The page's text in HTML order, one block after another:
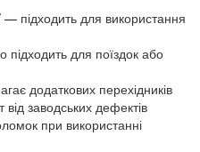
— підходить для використання
підходить для поїздок або
додаткових перехідників
від заводських дефектів
при використанні